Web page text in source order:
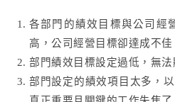
各部門的績效目標與公司經
高，公司經營目 標卻達成不佳
部門績效目標設定過低，無
部門設定的績效項目太多，